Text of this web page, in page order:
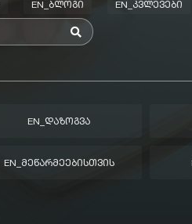
EN_ᲑᲚᲝᲒᲘ EN_ᲙᲕᲚᲔᲕᲔᲑᲘ
EN_ᲓᲐᲖᲝᲒᲕᲐ
EN_ᲛᲔᲬᲐᲠᲛᲔᲔᲑᲘᲡᲗᲕᲘᲡ